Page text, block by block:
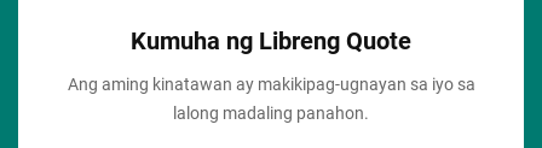
Kumuha ng Libreng Quote
Ang aming kinatawan ay makikipag-ugnayan sa iyo sa
lalong madaling panahon.